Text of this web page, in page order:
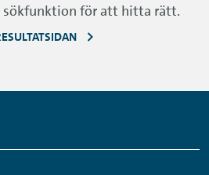
sökfunktion för att hitta rätt.